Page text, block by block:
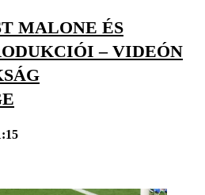
MALONE ÉS
– VIDEÓN